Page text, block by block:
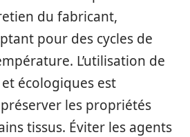
du fabricant,
pour des cycles de
L’utilisation de
écologiques est
les propriétés
tissus. Éviter les agents